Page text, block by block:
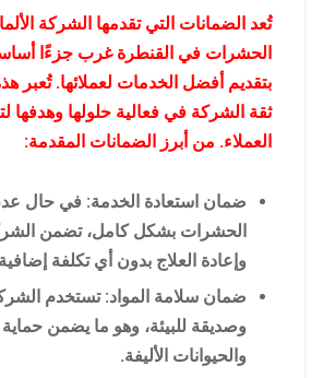
تُعد الضمانات التي تقدمها الشركة
الحشرات في القنطرة غرب جزءًا
بتقديم أفضل الخدمات لعملائها. تُعبر
ثقة الشركة في فعالية حلولها وهدفها
العملاء. من أبرز الضمانات المقدمة:
ضمان استعادة الخدمة: في حال
الحشرات بشكل كامل، تضمن
وإعادة العلاج بدون أي تكلفة
ضمان سلامة المواد: تستخدم
وصديقة للبيئة، وهو ما يضمن
والحيوانات الأليفة.